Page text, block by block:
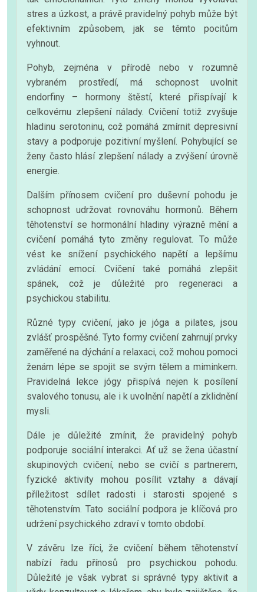
stres a úzkost, a právě pravidelný pohyb může být
efektivním způsobem, jak se těmto pocitům
vyhnout.
Pohyb, zejména v přírodě nebo v rozumně
vybraném prostředí, má schopnost uvolnit
endorfiny – hormony štěstí, které přispívají k
celkovému zlepšení nálady. Cvičení totiž zvyšuje
hladinu serotoninu, což pomáhá zmírnit depresivní
stavy a podporuje pozitivní myšlení. Pohybující se
ženy často hlásí zlepšení nálady a zvýšení úrovně
energie.
Dalším přínosem cvičení pro duševní pohodu je
schopnost udržovat rovnováhu hormonů. Během
těhotenství se hormonální hladiny výrazně mění a
cvičení pomáhá tyto změny regulovat. To může
vést ke snížení psychického napětí a lepšímu
zvládání emocí. Cvičení také pomáhá zlepšit
spánek, což je důležité pro regeneraci a
psychickou stabilitu.
Různé typy cvičení, jako je jóga a pilates, jsou
zvlášť prospěšné. Tyto formy cvičení zahrnují prvky
zaměřené na dýchání a relaxaci, což mohou pomoci
ženám lépe se spojit se svým tělem a miminkem.
Pravidelná lekce jógy přispívá nejen k posílení
svalového tonusu, ale i k uvolnění napětí a zklidnění
mysli.
Dále je důležité zmínit, že pravidelný pohyb
podporuje sociální interakci. Ať už se žena účastní
skupinových cvičení, nebo se cvičí s partnerem,
fyzické aktivity mohou posílit vztahy a dávají
příležitost sdílet radosti i starosti spojené s
těhotenstvím. Tato sociální podpora je klíčová pro
udržení psychického zdraví v tomto období.
V závěru lze říci, že cvičení během těhotenství
nabízí řadu přínosů pro psychickou pohodu.
Důležité je však vybrat si správné typy aktivit a